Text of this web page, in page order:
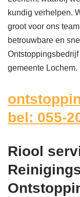
kundig verhelpen.
groot voor ons
betrouwbare en
gemeente Lochem.
bel: 055-
Riool